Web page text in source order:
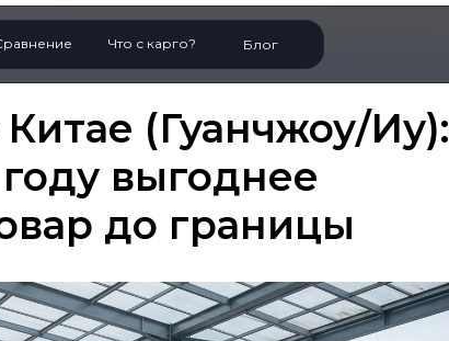
Что с карго? Блог
(Гуанчжоу/Иу):
выгоднее
до границы